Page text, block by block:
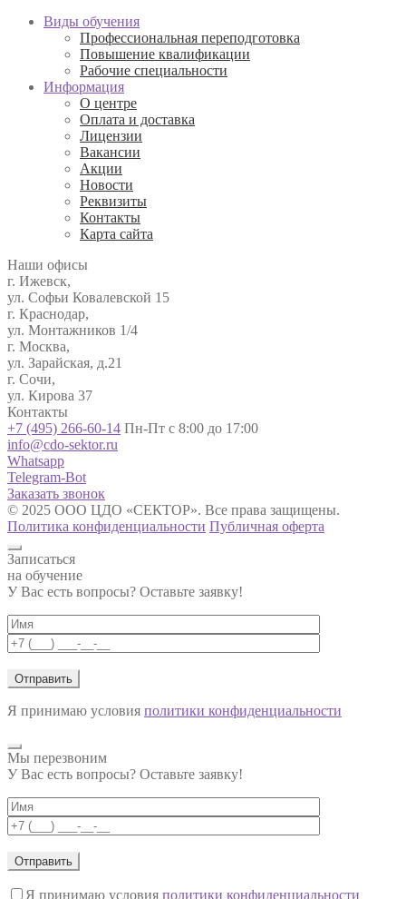
Виды обучения
Профессиональная переподготовка
Повышение квалификации
Рабочие специальности
Информация
О центре
Оплата и доставка
Лицензии
Вакансии
Акции
Новости
Реквизиты
Контакты
Карта сайта
Наши офисы
г. Ижевск,
ул. Софьи Ковалевской 15
г. Краснодар,
ул. Монтажников 1/4
г. Москва,
ул. Зарайская, д.21
г. Сочи,
ул. Кирова 37
Контакты
+7 (495) 266-60-14 Пн-Пт с 8:00 до 17:00
info@cdo-sektor.ru
Whatsapp
Telegram-Bot
Заказать звонок
© 2025 ООО ЦДО «СЕКТОР». Все права защищены.
Политика конфиденциальности Публичная оферта
Записаться
на обучение
У Вас есть вопросы? Оставьте заявку!
Я принимаю условия политики конфиденциальности
Мы перезвоним
У Вас есть вопросы? Оставьте заявку!
Я принимаю условия политики конфиденциальности